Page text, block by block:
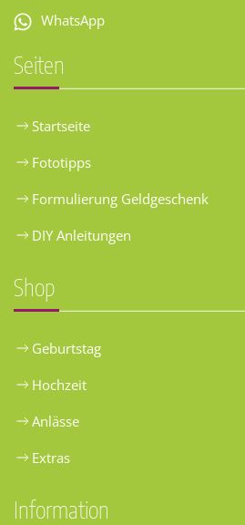
WhatsApp
Seiten
Startseite
Fototipps
Formulierung Geldgeschenk
DIY Anleitungen
Shop
Geburtstag
Hochzeit
Anlässe
Extras
Information